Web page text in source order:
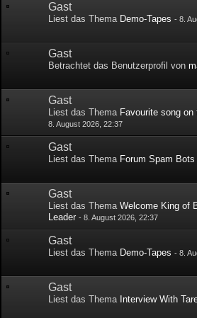
Gast
Liest das Thema Demo-Tapes -8.
Gast
Betrachtet das Benutzerprofil von
Gast
Liest das Thema Favourite song on
8. August 2026, 22:37
Gast
Liest das Thema Forum Spam Bots
Gast
Liest das ThemaWelcome King of
Leader -8. August 2026, 22:37
Gast
Liest das Thema Demo-Tapes -8.
Gast
Liest das Thema Interview With